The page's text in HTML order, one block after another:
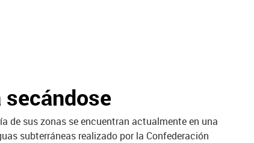
de sus zonas se encuentran actualmente en una
subterráneas realizado por la Confederación